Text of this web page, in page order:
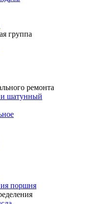
группа
ремонта
шатунный
поршня